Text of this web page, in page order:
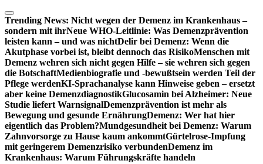
Zum
Inhalt
springen
Trending News: Nicht wegen der Demenz im Krankenhaus –
sondern mit ihrNeue WHO-Leitlinie: Was Demenzprävention
leisten kann – und was nichtDelir bei Demenz: Wenn die
Akutphase vorbei ist, bleibt dennoch das RisikoMenschen mit
Demenz wehren sich nicht gegen Hilfe – sie wehren sich gegen
die BotschaftMedienbiografie und -bewußtsein werden Teil der
Pflege werdenKI-Sprachanalyse kann Hinweise geben – ersetzt
aber keine DemenzdiagnostikGlucosamin bei Alzheimer: Neue
Studie liefert WarnsignalDemenzprävention ist mehr als
Bewegung und gesunde ErnährungDemenz: Wer hat hier
eigentlich das Problem?Mundgesundheit bei Demenz: Warum
Zahnvorsorge zu Hause kaum ankommtGürtelrose-Impfung
mit geringerem Demenzrisiko verbundenDemenz im
Krankenhaus: Warum Führungskräfte handeln